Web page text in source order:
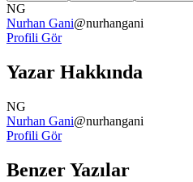
NG
Nurhan Gani@nurhangani
Profili Gör
Yazar Hakkında
NG
Nurhan Gani@nurhangani
Profili Gör
Benzer Yazılar